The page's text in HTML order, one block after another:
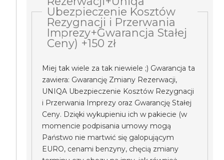
Ubezpieczenie Kosztów
Rezygnacji i Przerwania
Imprezy+Gwarancja Stałej
Ceny) +150 zł
Miej tak wiele za tak niewiele ;) Gwarancja ta
zawiera: Gwarancję Zmiany Rezerwacji,
UNIQA Ubezpieczenie Kosztów Rezygnacji
i Przerwania Imprezy oraz Gwarancję Stałej
Ceny. Dzięki wykupieniu ich w pakiecie (w
momencie podpisania umowy mogą
Państwo nie martwić się galopującym
EURO, cenami benzyny, chęcią zmiany